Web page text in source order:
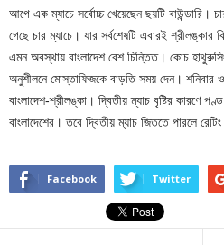
আগে এক ম্যাচে সর্বোচ্চ খেয়েছেন ছয়টি বাউন্ডারি।
গেছে চার ম্যাচে। যার সর্বশেষটি এবারই
এমন অবস্থায় বাংলাদেশ বেশ চিন্তিত। কোচ
অনুশীলনে মোস্তাফিজকে বাড়তি সময় দেন। শনিবার
বাংলাদেশ-শ্রীলঙ্কা। দ্বিতীয় ম্যাচ বৃষ্টির কারণে
বাংলাদেশের। তবে দ্বিতীয় ম্যাচ জিততে পারলে রেটিং
Facebook Twitter